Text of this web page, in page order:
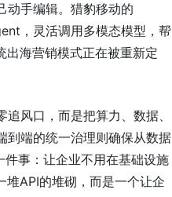
动手编辑。猎豹移动的
，灵活调用多模态模型，帮
出海营销模式正在被重新定
风口，而是把算力、数据、
到端的统一治理则确保从数据
事：让企业不用在基础设施
API的堆砌，而是一个让企